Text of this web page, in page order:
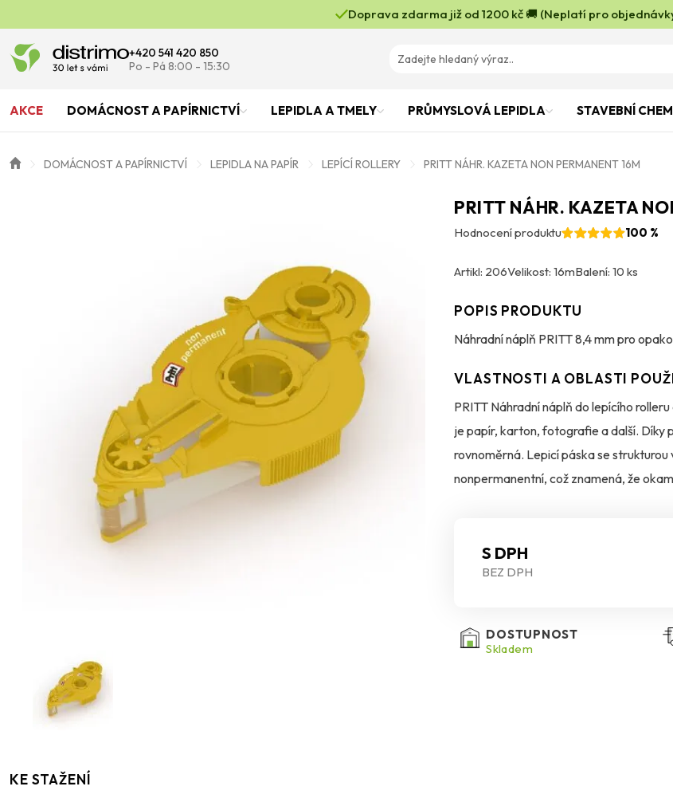
Doprava zdarma již od 1200 kč 🚚 (Neplatí pro
+420 541 420 850
Po - Pá 8:00 - 15:30
AKCE DOMÁCNOST A PAPÍRNICTVÍ LEPIDLA A TMELY PRŮMYSLOVÁ LEPIDLA STAVEBNÍ
DOMÁCNOST A PAPÍRNICTVÍ LEPIDLA NA PAPÍR LEPÍCÍ ROLLERY PRITT NÁHR. KAZETA NON PERMANENT 16M
PRITT NÁHR. KAZETA
Hodnocení produktu
100 %
Artikl: 206Velikost: 16mBalení: 10 ks
KE STAŽENÍ
POPIS PRODUKTU
Náhradní náplň PRITT 8,4 mm pro
VLASTNOSTI A OBLASTI
PRITT Náhradní náplň do lepícího
je papír, karton, fotografie a další. Díky
rovnoměrná. Lepicí páska se
nonpermanentní, což znamená, že
S DPH
BEZ DPH
DOSTUPNOST
Skladem